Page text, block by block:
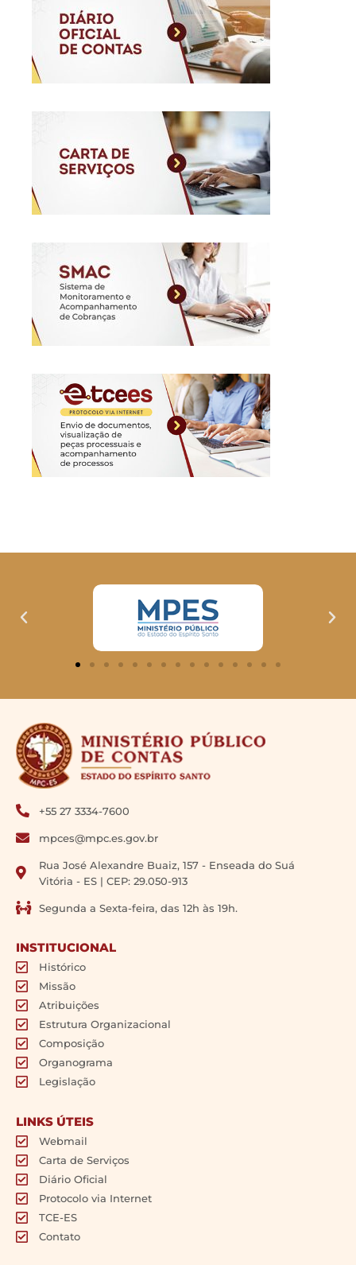
+55 27 3334-7600
mpces@mpc.es.gov.br
Rua José Alexandre Buaiz, 157 - Enseada do Suá
Vitória - ES | CEP: 29.050-913
Segunda a Sexta-feira, das 12h às 19h.
INSTITUCIONAL
Histórico
Missão
Atribuições
Estrutura Organizacional
Composição
Organograma
Legislação
LINKS ÚTEIS
Webmail
Carta de Serviços
Diário Oficial
Protocolo via Internet
TCE-ES
Contato